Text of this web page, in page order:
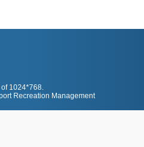
1024*768.
Recreation Management